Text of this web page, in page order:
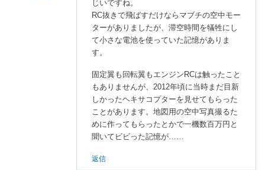
じいですね。
RC抜きで飛ばすだけならマブチの空中モー
ターがありましたが、滞空時間を犠牲にし
て小さな電池を使っていた記憶がありま
す。
固定翼も回転翼もエンジンRCは触ったこと
もありませんが、2012年頃に当時まだ目新
しかったヘキサコプターを見せてもらった
ことがあります。地図用の空中写真撮るた
めに作ってもらったとかで一機数百万円と
聞いてビビった記憶が……
返信